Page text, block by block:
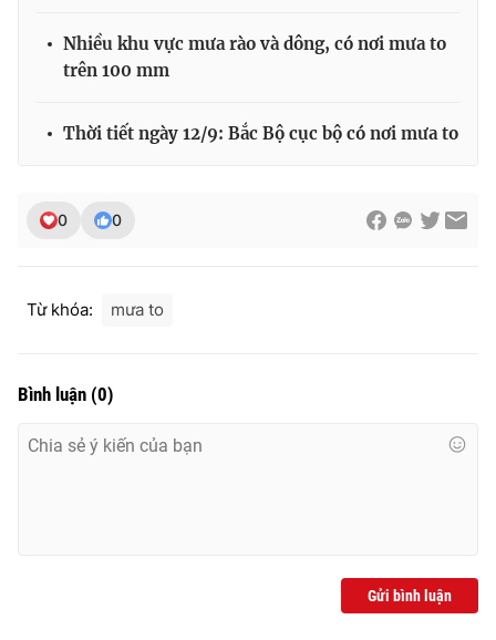
Nhiều khu vực mưa rào và dông, có nơi mưa to
trên 100 mm
Thời tiết ngày 12/9: Bắc Bộ cục bộ có nơi mưa to
0 0
Từ khóa: mưa to
Bình luận (0)
Gửi bình luận